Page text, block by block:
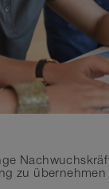
zu übernehmen